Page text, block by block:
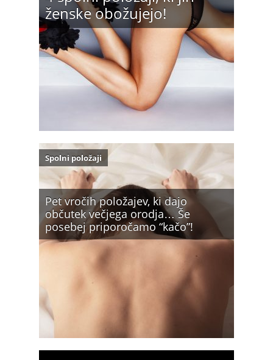
ženske obožujejo!
Pet vročih položajev, ki dajo
občutek večjega orodja… Še
posebej priporočamo “kačo”!
Spolni položaji